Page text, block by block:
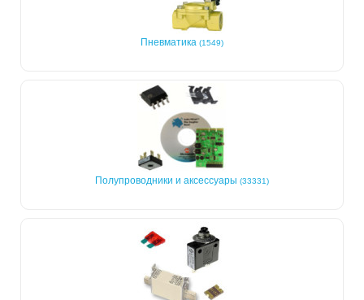
Пневматика (1549)
Полупроводники и аксессуары (33331)